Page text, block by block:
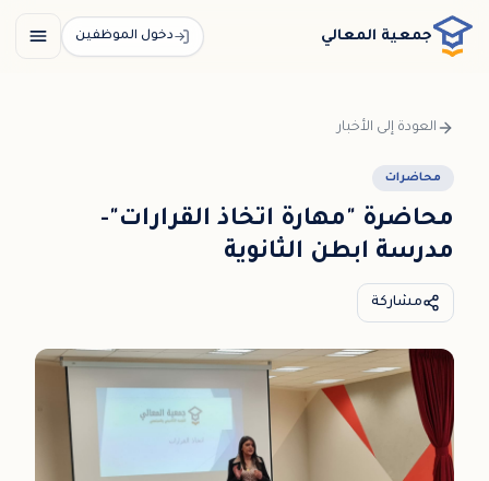
تخطي إلى المحتوى الرئيسي / דלג לתוכן הראשי
جمعية المعالي دخول الموظفين
العودة إلى الأخبار
محاضرات
محاضرة "مهارة اتخاذ القرارات"-
مدرسة ابطن الثانوية
مشاركة